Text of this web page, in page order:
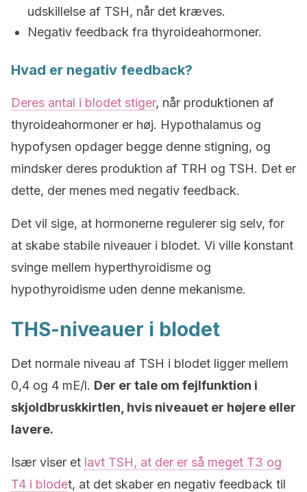
udskillelse af TSH, når det kræves.
Negativ feedback fra thyroideahormoner.
Hvad er negativ feedback?
Deres antal i blodet stiger, når produktionen af
thyroideahormoner er høj. Hypothalamus og
hypofysen opdager begge denne stigning, og
mindsker deres produktion af TRH og TSH. Det er
dette, der menes med negativ feedback.
Det vil sige, at hormonerne regulerer sig selv, for
at skabe stabile niveauer i blodet. Vi ville konstant
svinge mellem hyperthyroidisme og
hypothyroidisme uden denne mekanisme.
THS-niveauer i blodet
Det normale niveau af TSH i blodet ligger mellem
0,4 og 4 mE/l. Der er tale om fejlfunktion i
skjoldbruskkirtlen, hvis niveauet er højere eller
lavere.
Især viser et lavt TSH, at der er så meget T3 og
T4 i blodet, at det skaber en negativ feedback til